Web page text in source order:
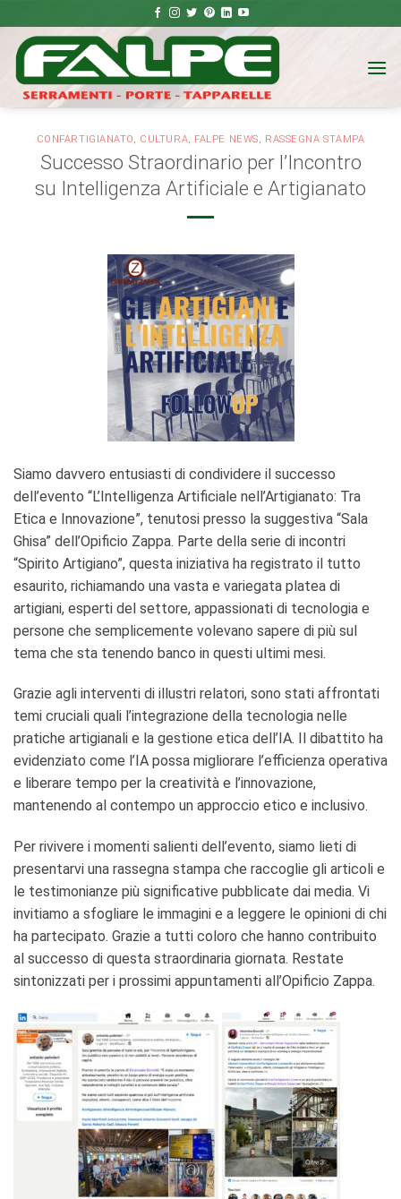
ai
contenuti
CONFARTIGIANATO, CULTURA, FALPE NEWS, RASSEGNA STAMPA
Successo Straordinario per l’Incontro
su Intelligenza Artificiale e Artigianato
Siamo davvero entusiasti di condividere il successo
dell’evento “L’Intelligenza Artificiale nell’Artigianato: Tra
Etica e Innovazione”, tenutosi presso la suggestiva “Sala
Ghisa” dell’Opificio Zappa. Parte della serie di incontri
“Spirito Artigiano”, questa iniziativa ha registrato il tutto
esaurito, richiamando una vasta e variegata platea di
artigiani, esperti del settore, appassionati di tecnologia e
persone che semplicemente volevano sapere di più sul
tema che sta tenendo banco in questi ultimi mesi.
Grazie agli interventi di illustri relatori, sono stati affrontati
temi cruciali quali l’integrazione della tecnologia nelle
pratiche artigianali e la gestione etica dell’IA. Il dibattito ha
evidenziato come l’IA possa migliorare l’efficienza operativa
e liberare tempo per la creatività e l’innovazione,
mantenendo al contempo un approccio etico e inclusivo.
Per rivivere i momenti salienti dell’evento, siamo lieti di
presentarvi una rassegna stampa che raccoglie gli articoli e
le testimonianze più significative pubblicate dai media. Vi
invitiamo a sfogliare le immagini e a leggere le opinioni di chi
ha partecipato. Grazie a tutti coloro che hanno contribuito
al successo di questa straordinaria giornata. Restate
sintonizzati per i prossimi appuntamenti all’Opificio Zappa.